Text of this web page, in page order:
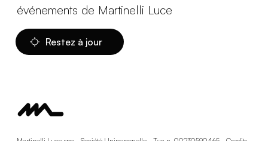
événements de Martinelli Luce
Restez à jour